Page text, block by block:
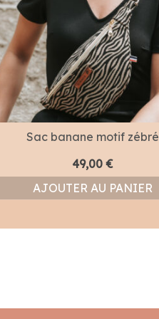
Sac banane motif zébré
49,00 €
AJOUTER AU PANIER